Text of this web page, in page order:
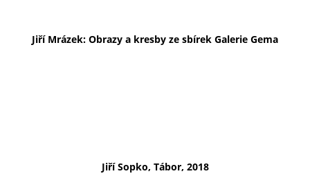
Jiří Mrázek: Obrazy a kresby ze sbírek Galerie Gema
Jiří Sopko, Tábor, 2018